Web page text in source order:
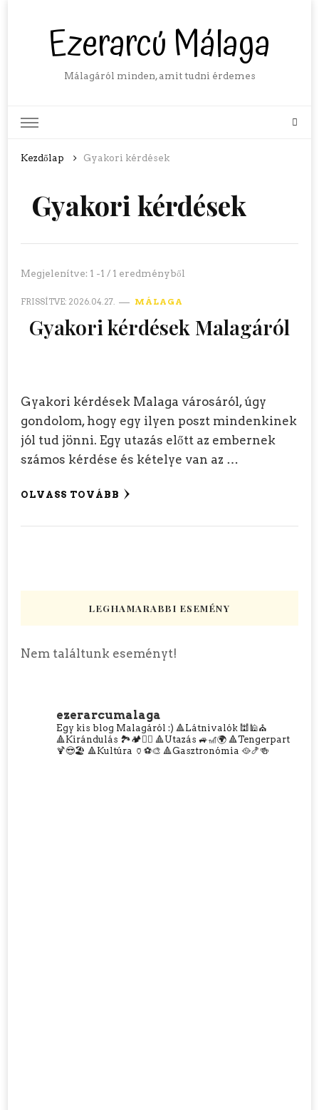
Ezerarcú Málaga
Málagáról minden, amit tudni érdemes
Kezdőlap Gyakori kérdések
Gyakori kérdések
Megjelenítve: 1 -1 / 1 eredményből
FRISSÍTVE: 2026.04.27. MÁLAGA
Gyakori kérdések Malagáról
Gyakori kérdések Malaga városáról, úgy
gondolom, hogy egy ilyen poszt mindenkinek
jól tud jönni. Egy utazás előtt az embernek
számos kérdése és kételye van az …
OLVASS TOVÁBB
LEGHAMARABBI ESEMÉNY
Nem találtunk eseményt!
ezerarcumalaga
Egy kis blog Malagáról :) 🔺Látnivalók 🕍🕌⛪
🔺Kirándulás 🏞️🏕️🧗‍♀️ 🔺Utazás 🚙🎢🌍 🔺Tengerpart
🍹😎🏖️ 🔺Kultúra 🏺⚽🎨 🔺Gasztronómia 🥘🍤🍻